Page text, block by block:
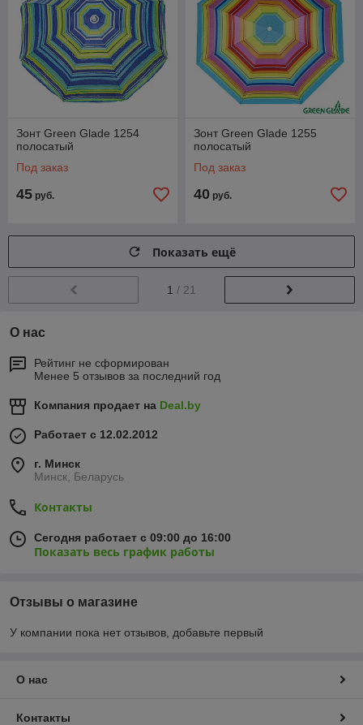
Зонт Green Glade 1254
полосатый
Под заказ
45 руб.
Зонт Green Glade 1255
полосатый
Под заказ
40 руб.
Показать ещё
1 / 21
О нас
Рейтинг не сформирован
Менее 5 отзывов за последний год
Компания продает на Deal.by
Работает с 12.02.2012
г. Минск
Минск, Беларусь
Контакты
Сегодня работает с 09:00 до 16:00
Показать весь график работы
Отзывы о магазине
У компании пока нет отзывов, добавьте первый
О нас
Контакты